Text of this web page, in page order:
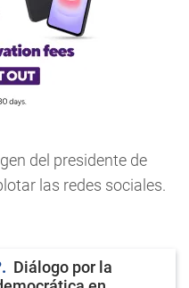
del presidente de
las redes sociales.
Diálogo por la